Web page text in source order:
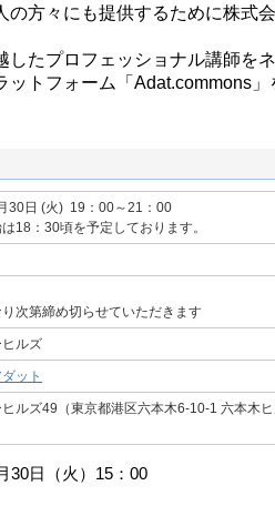
の方々にも提供するために株式
したプロフェッショナル講師を
ットフォーム「Adat.commons」
30日 (火) 19：00～21：00
18：30頃を予定しております。
次第締め切らせていただきます
ルズ
ット
ルズ49（東京都港区六本木6-10-1 六本木
30日（火）15：00